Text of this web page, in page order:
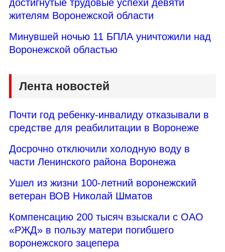
достигнутые трудовые успехи девяти
жителям Воронежской области
Минувшей ночью 11 БПЛА уничтожили над
Воронежской областью
Лента новостей
Почти год ребенку-инвалиду отказывали в
средстве для реабилитации в Воронеже
Досрочно отключили холодную воду в
части Ленинского района Воронежа
Ушел из жизни 100-летний воронежский
ветеран ВОВ Николай Шматов
Компенсацию 200 тысяч взыскали с ОАО
«РЖД» в пользу матери погибшего
воронежского зацепера